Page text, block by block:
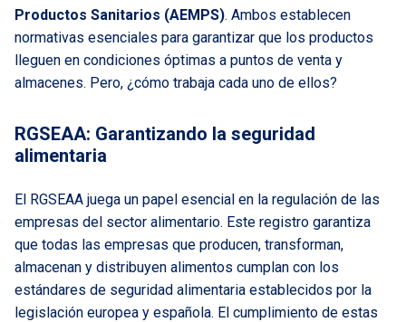
Productos Sanitarios (AEMPS). Ambos establecen
normativas esenciales para garantizar que los productos
lleguen en condiciones óptimas a puntos de venta y
almacenes. Pero, ¿cómo trabaja cada uno de ellos?
RGSEAA: Garantizando la seguridad
alimentaria
El RGSEAA juega un papel esencial en la regulación de las
empresas del sector alimentario. Este registro garantiza
que todas las empresas que producen, transforman,
almacenan y distribuyen alimentos cumplan con los
estándares de seguridad alimentaria establecidos por la
legislación europea y española. El cumplimiento de estas